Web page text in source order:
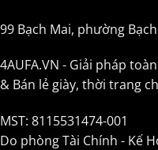
99 Bạch Mai, phường
4AUFA.VN - Giải pháp
& Bán lẻ giày, thời trang
MST: 8115531474-001
Do phòng Tài Chính - Kế